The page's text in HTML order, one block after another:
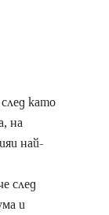
като
на
най-
след
и